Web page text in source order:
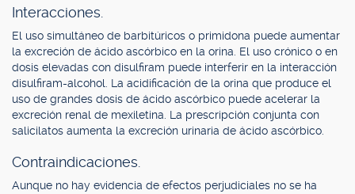
Interacciones.
El uso simultáneo de barbitúricos o primidona puede aumentar
la excreción de ácido ascórbico en la orina. El uso crónico o en
dosis elevadas con disulfiram puede interferir en la interacción
disulfiram-alcohol. La acidificación de la orina que produce el
uso de grandes dosis de ácido ascórbico puede acelerar la
excreción renal de mexiletina. La prescripción conjunta con
salicilatos aumenta la excreción urinaria de ácido ascórbico.
Contraindicaciones.
Aunque no hay evidencia de efectos perjudiciales no se ha